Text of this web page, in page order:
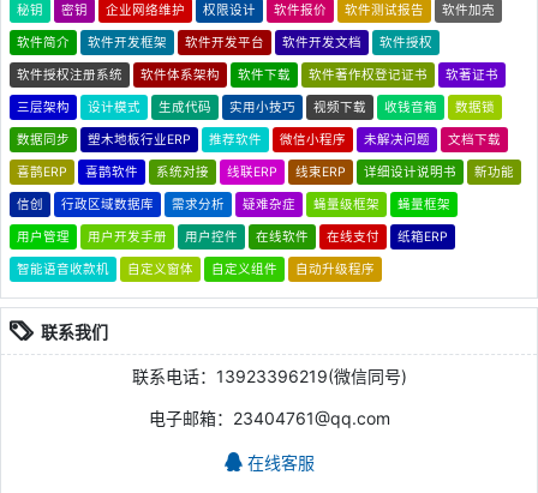
秘钥 密钥 企业网络维护 权限设计 软件报价 软件测试报告 软件加壳
软件简介 软件开发框架 软件开发平台 软件开发文档 软件授权
软件授权注册系统 软件体系架构 软件下载 软件著作权登记证书 软著证书
三层架构 设计模式 生成代码 实用小技巧 视频下载 收钱音箱 数据锁
数据同步 塑木地板行业ERP 推荐软件 微信小程序 未解决问题 文档下载
喜鹊ERP 喜鹊软件 系统对接 线联ERP 线束ERP 详细设计说明书 新功能
信创 行政区域数据库 需求分析 疑难杂症 蝇量级框架 蝇量框架
用户管理 用户开发手册 用户控件 在线软件 在线支付 纸箱ERP
智能语音收款机 自定义窗体 自定义组件 自动升级程序
联系我们
联系电话：13923396219(微信同号)
电子邮箱：23404761@qq.com
在线客服